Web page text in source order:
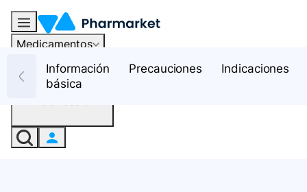
Medicamentos
RecursosInformación
básica
Precauciones Indicaciones